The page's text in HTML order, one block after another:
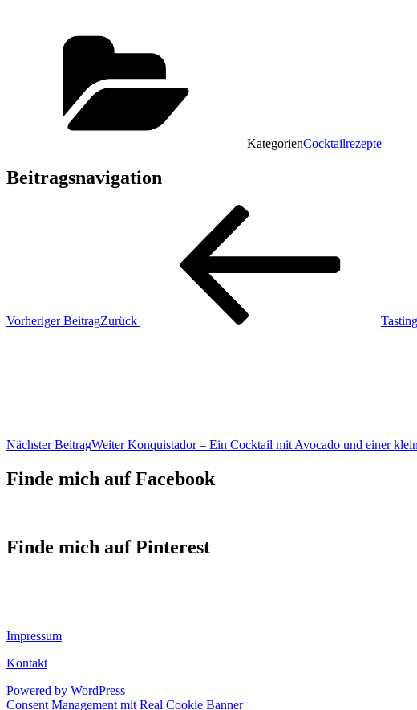
KategorienCocktailrezepte
Beitragsnavigation
Vorheriger BeitragZurück
Nächster BeitragWeiter Konquistador – Ein Cocktail mit Avocado und einer
Finde mich auf Facebook
Finde mich auf Pinterest
Impressum
Kontakt
Powered by WordPress
Consent Management mit Real Cookie Banner